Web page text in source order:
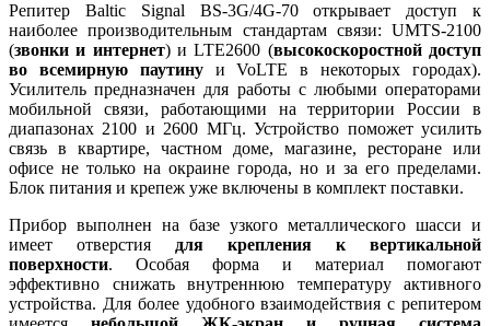
Репитер Baltic Signal BS-3G/4G-70 открывает доступ к
наиболее производительным стандартам связи: UMTS-2100
(звонки и интернет) и LTE2600 (высокоскоростной доступ
во всемирную паутинуи VoLTE в некоторых городах).
Усилитель предназначен для работы с любыми операторами
мобильной связи, работающими на территории России в
диапазонах 2100 и 2600 МГц. Устройство поможет усилить
связь в квартире, частном доме, магазине, ресторане или
офисе не только на окраине города, но и за его пределами.
Блок питания и крепеж уже включены в комплект поставки.
Прибор выполнен на базе узкого металлического шасси и
имеет отверстия для крепления к вертикальной
поверхности. Особая форма и материал помогают
эффективно снижать внутреннюю температуру активного
устройства. Для более удобного взаимодействия с репитером